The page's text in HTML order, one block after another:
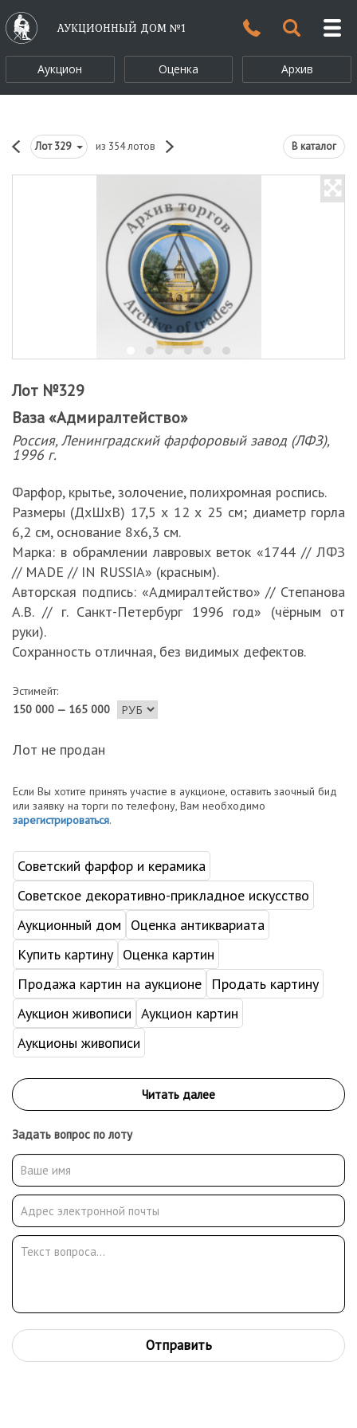
АУКЦИОННЫЙ ДОМ №1
Аукцион Оценка Архив
Лот329 из 354 лотов В каталог
Лот №329
Ваза «Адмиралтейство»
Россия, Ленинградский фарфоровый завод (ЛФЗ),
1996 г.
Фарфор, крытье, золочение, полихромная роспись.
Размеры (ДхШхВ) 17,5 х 12 х 25 см; диаметр горла
6,2 см, основание 8х6,3 см.
Марка: в обрамлении лавровых веток «1744 // ЛФЗ
// MADE // IN RUSSIA» (красным).
Авторская подпись: «Адмиралтейство» // Степанова
А.В. // г. Санкт-Петербург 1996 год» (чёрным от
руки).
Сохранность отличная, без видимых дефектов.
Эстимейт:
150 000 — 165 000
Лот не продан
Если Вы хотите принять участие в аукционе, оставить заочный бид
или заявку на торги по телефону, Вам необходимо
зарегистрироваться.
Советский фарфор и керамика
Советское декоративно-прикладное искусство
Аукционный дом
Оценка антиквариата
Купить картину Оценка картин
Продажа картин на аукционе
Продать картину
Аукцион живописи Аукцион картин
Аукционы живописи
Задать вопрос по лоту
Отправить